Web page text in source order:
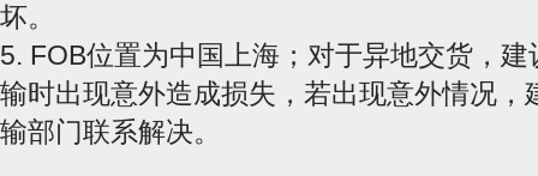
坏。
5. FOB位置为中国上海；对于异地交货，
输时出现意外造成损失，若出现意外情况
输部门联系解决。